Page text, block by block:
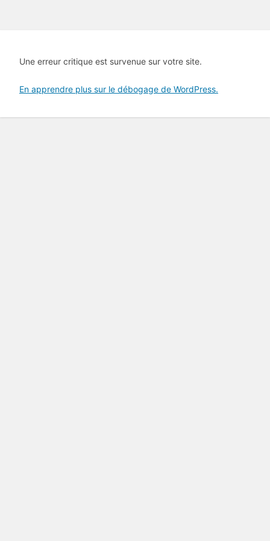
Une erreur critique est survenue sur votre site.
En apprendre plus sur le débogage de WordPress.